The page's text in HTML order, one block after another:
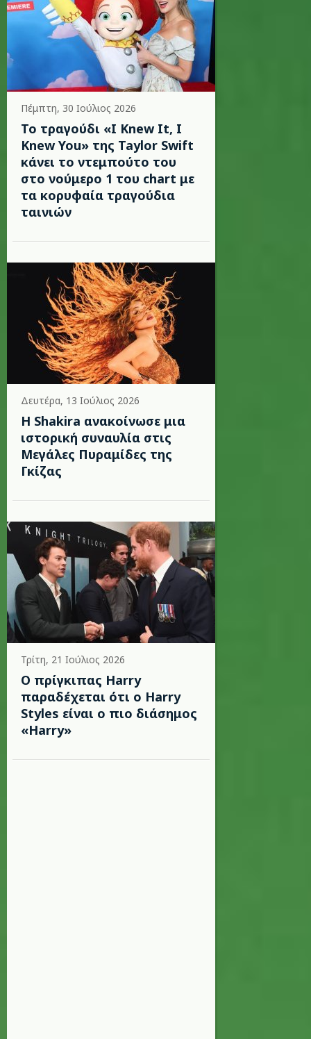
Πέμπτη, 30 Ιούλιος 2026
Το τραγούδι «I Knew It, I
Knew You» της Taylor Swift
κάνει το ντεμπούτο του
στο νούμερο 1 του chart με
τα κορυφαία τραγούδια
ταινιών
Δευτέρα, 13 Ιούλιος 2026
Η Shakira ανακοίνωσε μια
ιστορική συναυλία στις
Μεγάλες Πυραμίδες της
Γκίζας
Τρίτη, 21 Ιούλιος 2026
Ο πρίγκιπας Harry
παραδέχεται ότι ο Harry
Styles είναι ο πιο διάσημος
«Harry»